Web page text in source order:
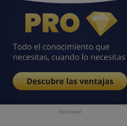
Publicidad